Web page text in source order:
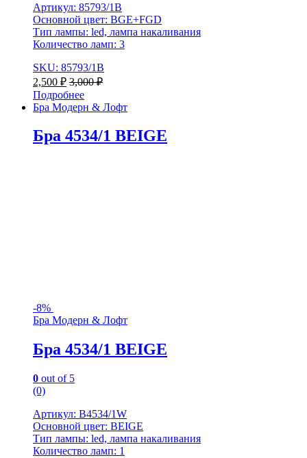
Артикул: 85793/1B
Основной цвет: BGE+FGD
Тип лампы: led, лампа накаливания
Количество ламп: 3
SKU: 85793/1B
2,500 ₽ 3,000₽
Подробнее
Бра Модерн & Лофт
Бра 4534/1 BEIGE
-8%
Бра Модерн & Лофт
Бра 4534/1 BEIGE
0 out of 5
(0)
Артикул: B4534/1W
Основной цвет: BEIGE
Тип лампы: led, лампа накаливания
Количество ламп: 1